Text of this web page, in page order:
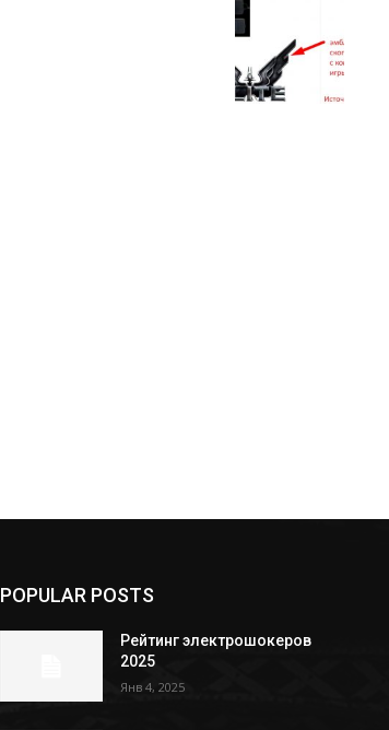
POPULAR POSTS
Рейтинг электрошокеров
2025
Янв 4, 2025